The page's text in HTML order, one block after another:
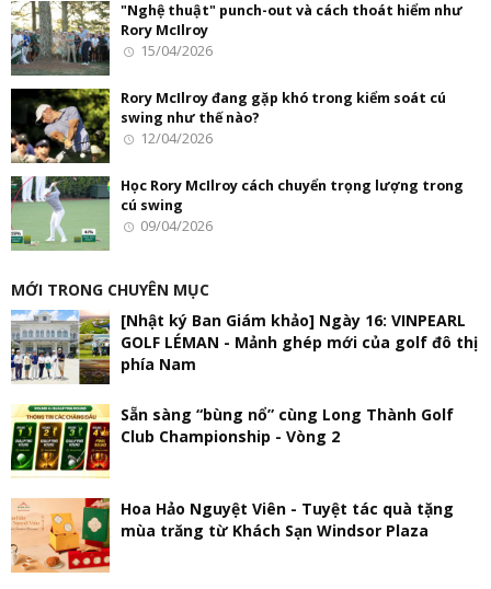
"Nghệ thuật" punch-out và cách thoát hiểm như
Rory McIlroy
15/04/2026
Rory McIlroy đang gặp khó trong kiểm soát cú
swing như thế nào?
12/04/2026
Học Rory McIlroy cách chuyển trọng lượng trong
cú swing
09/04/2026
MỚI TRONG CHUYÊN MỤC
[Nhật ký Ban Giám khảo] Ngày 16: VINPEARL
GOLF LÉMAN - Mảnh ghép mới của golf đô thị
phía Nam
Sẵn sàng “bùng nổ” cùng Long Thành Golf
Club Championship - Vòng 2
Hoa Hảo Nguyệt Viên - Tuyệt tác quà tặng
mùa trăng từ Khách Sạn Windsor Plaza